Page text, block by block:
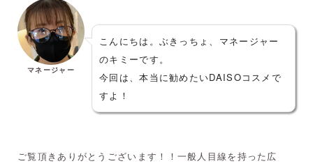
マネージャー
こんにちは。ぶきっちょ、マネージャー
のキミーです。
今回は、本当に勧めたいDAISOコスメで
すよ！
ご覧頂きありがとうございます！！一般人目線を持った広